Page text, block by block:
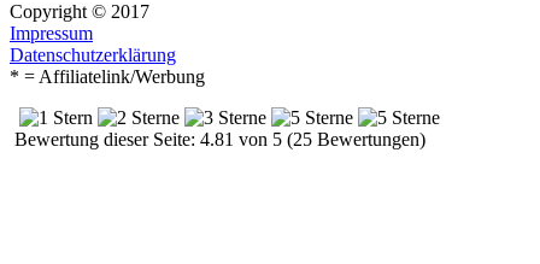
Copyright © 2017
Impressum
Datenschutzerklärung
* = Affiliatelink/Werbung
Bewertung dieser Seite: 4.81 von 5 (25 Bewertungen)